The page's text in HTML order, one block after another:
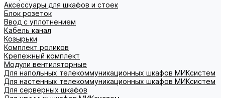
Аксессуары для шкафов и стоек
Блок розеток
Ввод с уплотнением
Кабель канал
Козырьки
Комплект роликов
Крепежный комплект
Модули вентиляторные
Для напольных телекоммуникационных шкафов МИКсистем
Для настенных телекоммуникационных шкафов МИКсистем
Для серверных шкафов